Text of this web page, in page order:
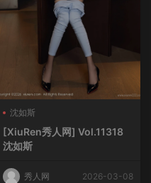
沈如斯
[XiuRen秀人网] Vol.11318
沈如斯
秀人网 2026-03-08